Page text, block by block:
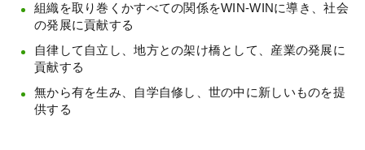
組織を取り巻くかすべての関係をWIN-WINに導き、社会
の発展に貢献する
自律して自立し、地方との架け橋として、産業の発展に
貢献する
無から有を生み、自学自修し、世の中に新しいものを提
供する